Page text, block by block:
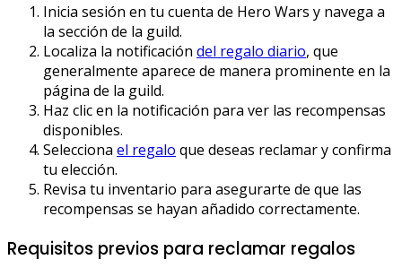
Inicia sesión en tu cuenta de Hero Wars y navega a
la sección de la guild.
Localiza la notificación del regalo diario, que
generalmente aparece de manera prominente en la
página de la guild.
Haz clic en la notificación para ver las recompensas
disponibles.
Selecciona el regalo que deseas reclamar y confirma
tu elección.
Revisa tu inventario para asegurarte de que las
recompensas se hayan añadido correctamente.
Requisitos previos para reclamar regalos